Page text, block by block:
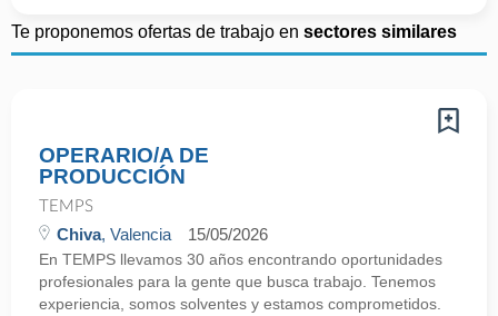
Te proponemos ofertas de trabajo en sectores similares
OPERARIO/A DE
PRODUCCIÓN
TEMPS
Chiva, Valencia 15/05/2026
En TEMPS llevamos 30 años encontrando oportunidades
profesionales para la gente que busca trabajo. Tenemos
experiencia, somos solventes y estamos comprometidos.